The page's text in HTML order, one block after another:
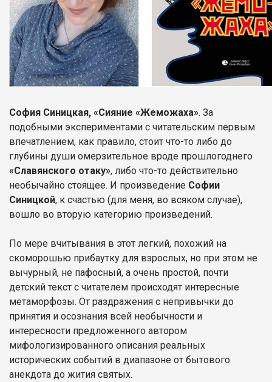
София Синицкая, «Сияние «Жеможаха». За
подобными экспериментами с читательским первым
впечатлением, как правило, стоит что-то либо до
глубины души омерзительное вроде прошлогоднего
«Славянского отаку», либо что-то действительно
необычайно стоящее. И произведение Софии
Синицкой, к счастью (для меня, во всяком случае),
вошло во вторую категорию произведений.
По мере вчитывания в этот легкий, похожий на
скоморошью прибаутку для взрослых, но при этом не
вычурный, не пафосный, а очень простой, почти
детский текст с читателем происходят интересные
метаморфозы. От раздражения с непривычки до
принятия и осознания всей необычности и
интересности предложенного автором
мифологизированного описания реальных
исторических событий в диапазоне от бытового
анекдота до жития святых.